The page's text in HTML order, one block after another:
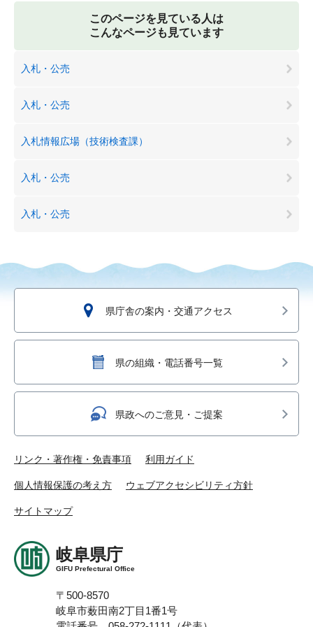
このページを見ている人は
こんなページも見ています
入札・公売
入札・公売
入札情報広場（技術検査課）
入札・公売
入札・公売
県庁舎の案内・交通アクセス
県の組織・電話番号一覧
県政へのご意見・ご提案
リンク・著作権・免責事項 利用ガイド
個人情報保護の考え方 ウェブアクセシビリティ方針
サイトマップ
岐阜県庁
GIFU Prefectural Office
〒500-8570
岐阜市薮田南2丁目1番1号